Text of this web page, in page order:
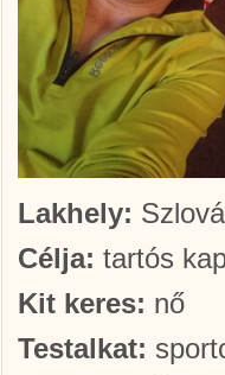
Lakhely:
Célja: tartós
Kit keres: nő
Testalkat: